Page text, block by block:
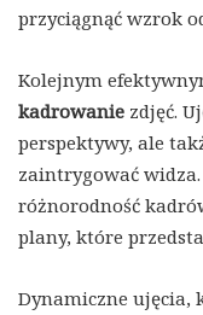
przyciągnąć wzrok
Kolejnym
kadrowanie zdjęć.
perspektywy, ale
zaintrygować
różnorodność
plany, które
Dynamiczne ujęcia,